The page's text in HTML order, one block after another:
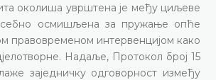
околиша уврштена је међу циљеве
осмишљена за пружање опће
правовременом интервенцијом како
Надаље, Протокол број 15
заједничку одговорност између